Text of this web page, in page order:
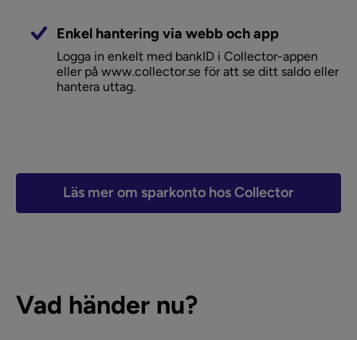
Enkel hantering via webb och app
Logga in enkelt med bankID i Collector-appen
eller på www.collector.se för att se ditt saldo eller
hantera uttag.
Läs mer om sparkonto hos Collector
Vad händer nu?